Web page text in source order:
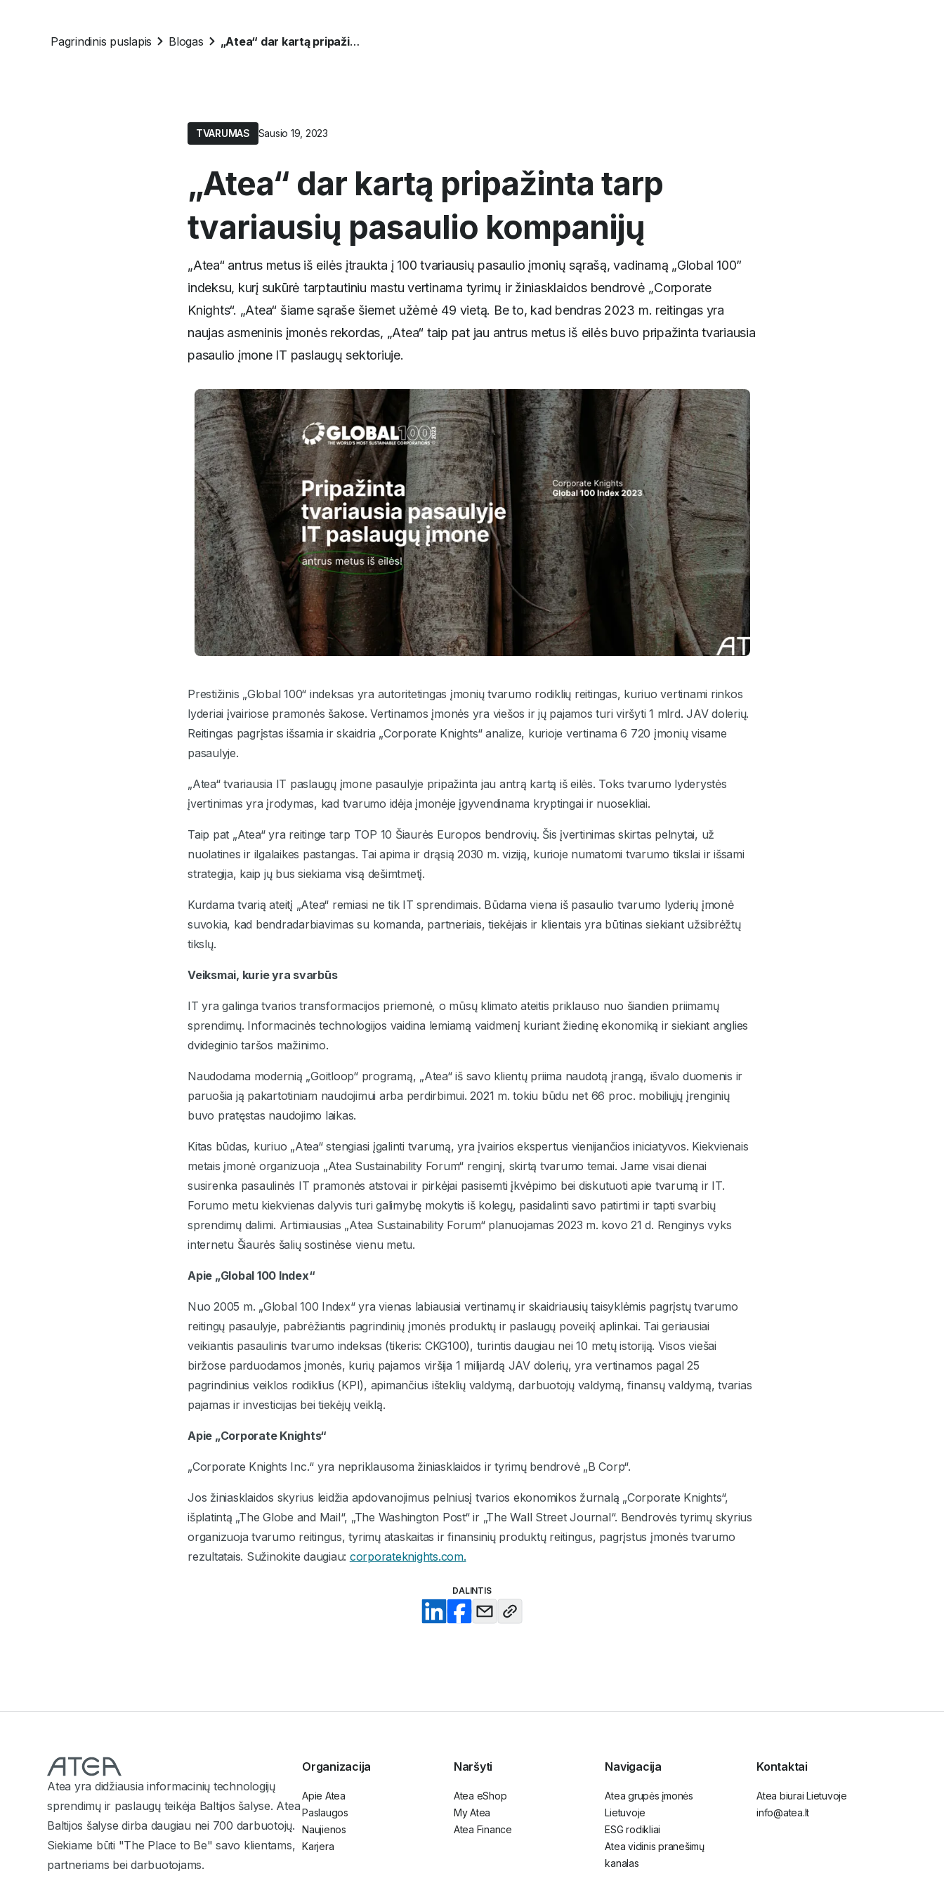
Pagrindinis puslapis Blogas „Atea“ dar kartą pripažinta tarp tvariausių pasaulio kompanijų
TVARUMAS Sausio 19, 2023
„Atea“ dar kartą pripažinta tarp
tvariausių pasaulio kompanijų
„Atea“ antrus metus iš eilės įtraukta į 100 tvariausių pasaulio įmonių sąrašą, vadinamą „Global 100”
indeksu, kurį sukūrė tarptautiniu mastu vertinama tyrimų ir žiniasklaidos bendrovė „Corporate
Knights“. „Atea“ šiame sąraše šiemet užėmė 49 vietą. Be to, kad bendras 2023 m. reitingas yra
naujas asmeninis įmonės rekordas, „Atea“ taip pat jau antrus metus iš eilės buvo pripažinta tvariausia
pasaulio įmone IT paslaugų sektoriuje.
Prestižinis „Global 100“ indeksas yra autoritetingas įmonių tvarumo rodiklių reitingas, kuriuo vertinami rinkos
lyderiai įvairiose pramonės šakose. Vertinamos įmonės yra viešos ir jų pajamos turi viršyti 1 mlrd. JAV dolerių.
Reitingas pagrįstas išsamia ir skaidria „Corporate Knights“ analize, kurioje vertinama 6 720 įmonių visame
pasaulyje.
„Atea“ tvariausia IT paslaugų įmone pasaulyje pripažinta jau antrą kartą iš eilės. Toks tvarumo lyderystės
įvertinimas yra įrodymas, kad tvarumo idėja įmonėje įgyvendinama kryptingai ir nuosekliai.
Taip pat „Atea“ yra reitinge tarp TOP 10 Šiaurės Europos bendrovių. Šis įvertinimas skirtas pelnytai, už
nuolatines ir ilgalaikes pastangas. Tai apima ir drąsią 2030 m. viziją, kurioje numatomi tvarumo tikslai ir išsami
strategija, kaip jų bus siekiama visą dešimtmetį.
Kurdama tvarią ateitį „Atea“ remiasi ne tik IT sprendimais. Būdama viena iš pasaulio tvarumo lyderių įmonė
suvokia, kad bendradarbiavimas su komanda, partneriais, tiekėjais ir klientais yra būtinas siekiant užsibrėžtų
tikslų.
Veiksmai, kurie yra svarbūs
IT yra galinga tvarios transformacijos priemonė, o mūsų klimato ateitis priklauso nuo šiandien priimamų
sprendimų. Informacinės technologijos vaidina lemiamą vaidmenį kuriant žiedinę ekonomiką ir siekiant anglies
dvideginio taršos mažinimo.
Naudodama modernią „Goitloop“ programą, „Atea“ iš savo klientų priima naudotą įrangą, išvalo duomenis ir
paruošia ją pakartotiniam naudojimui arba perdirbimui. 2021 m. tokiu būdu net 66 proc. mobiliųjų įrenginių
buvo pratęstas naudojimo laikas.
Kitas būdas, kuriuo „Atea“ stengiasi įgalinti tvarumą, yra įvairios ekspertus vienijančios iniciatyvos. Kiekvienais
metais įmonė organizuoja „Atea Sustainability Forum“ renginį, skirtą tvarumo temai. Jame visai dienai
susirenka pasaulinės IT pramonės atstovai ir pirkėjai pasisemti įkvėpimo bei diskutuoti apie tvarumą ir IT.
Forumo metu kiekvienas dalyvis turi galimybę mokytis iš kolegų, pasidalinti savo patirtimi ir tapti svarbių
sprendimų dalimi. Artimiausias „Atea Sustainability Forum“ planuojamas 2023 m. kovo 21 d. Renginys vyks
internetu Šiaurės šalių sostinėse vienu metu.
Apie „Global 100 Index“
Nuo 2005 m. „Global 100 Index“ yra vienas labiausiai vertinamų ir skaidriausių taisyklėmis pagrįstų tvarumo
reitingų pasaulyje, pabrėžiantis pagrindinių įmonės produktų ir paslaugų poveikį aplinkai. Tai geriausiai
veikiantis pasaulinis tvarumo indeksas (tikeris: CKG100), turintis daugiau nei 10 metų istoriją. Visos viešai
biržose parduodamos įmonės, kurių pajamos viršija 1 milijardą JAV dolerių, yra vertinamos pagal 25
pagrindinius veiklos rodiklius (KPI), apimančius išteklių valdymą, darbuotojų valdymą, finansų valdymą, tvarias
pajamas ir investicijas bei tiekėjų veiklą.
Apie „Corporate Knights“
„Corporate Knights Inc.“ yra nepriklausoma žiniasklaidos ir tyrimų bendrovė „B Corp“.
Jos žiniasklaidos skyrius leidžia apdovanojimus pelniusį tvarios ekonomikos žurnalą „Corporate Knights“,
išplatintą „The Globe and Mail“, „The Washington Post“ ir „The Wall Street Journal“. Bendrovės tyrimų skyrius
organizuoja tvarumo reitingus, tyrimų ataskaitas ir finansinių produktų reitingus, pagrįstus įmonės tvarumo
rezultatais. Sužinokite daugiau: corporateknights.com.
DALINTIS
Atea yra didžiausia informacinių technologijų
sprendimų ir paslaugų teikėja Baltijos šalyse. Atea
Baltijos šalyse dirba daugiau nei 700 darbuotojų.
Siekiame būti "The Place to Be" savo klientams,
partneriams bei darbuotojams.
Organizacija
Apie Atea
Paslaugos
Naujienos
Karjera
Naršyti
Atea eShop
My Atea
Atea Finance
Navigacija
Atea grupės įmonės
Lietuvoje
ESG rodikliai
Atea vidinis pranešimų
kanalas
Kontaktai
Atea biurai Lietuvoje
info@atea.lt